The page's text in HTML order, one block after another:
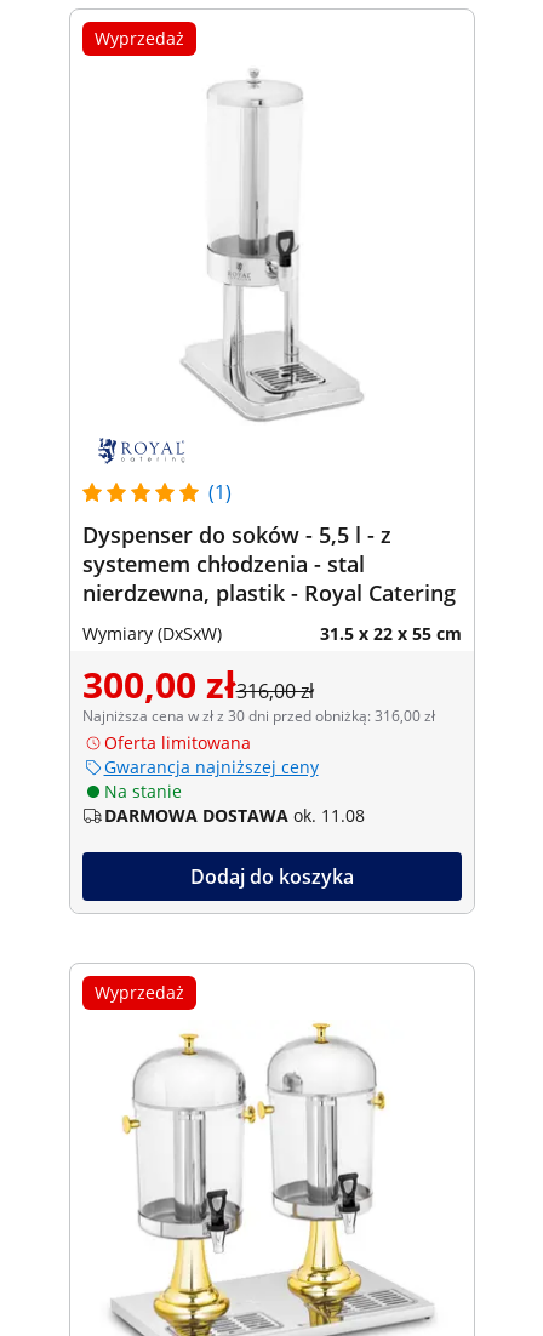
Wyprzedaż
(1)
Dyspenser do soków - 5,5 l - z
systemem chłodzenia - stal
nierdzewna, plastik - Royal Catering
Wymiary (DxSxW) 31.5 x 22 x 55 cm
300,00 zł316,00 zł
Najniższa cena w zł z 30 dni przed obniżką: 316,00 zł
Oferta limitowana
Gwarancja najniższej ceny
Na stanie
DARMOWA DOSTAWA ok. 11.08
Dodaj do koszyka
Wyprzedaż